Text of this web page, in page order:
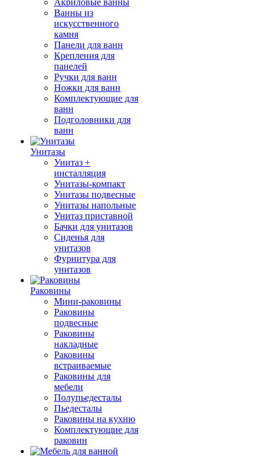
Акриловые ванны
Ванны из
искусственного
камня
Панели для ванн
Крепления для
панелей
Ручки для ванн
Ножки для ванн
Комплектующие для
ванн
Подголовники для
ванн
Унитазы
Унитаз +
инсталляция
Унитазы-компакт
Унитазы подвесные
Унитазы напольные
Унитаз приставной
Бачки для унитазов
Сиденья для
унитазов
Фурнитура для
унитазов
Раковины
Мини-раковины
Раковины
подвесные
Раковины
накладные
Раковины
встраиваемые
Раковины для
мебели
Полупьедесталы
Пьедесталы
Раковины на кухню
Комплектующие для
раковин